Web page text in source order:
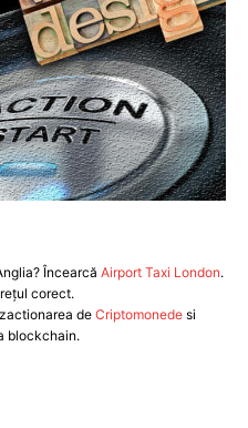
Încearcă Airport Taxi London.
corect.
de Criptomonedesi
blockchain.